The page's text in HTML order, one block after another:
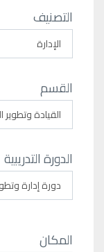
التصنيف
القسم
الدورة التدريبية
المكان